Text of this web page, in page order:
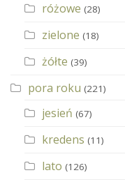
różowe (28)
zielone (18)
żółte (39)
pora roku (221)
jesień (67)
kredens (11)
lato (126)